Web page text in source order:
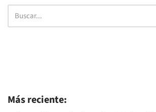
Más reciente: